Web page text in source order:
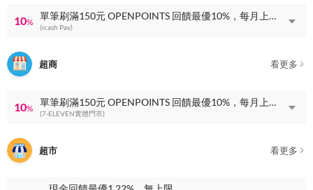
10%
單筆刷滿150元 OPENPOINTS 回饋最優10%，每月上限 OPENPOINTS 回饋100點
(icash Pay)
超商 看更多
10%
單筆刷滿150元 OPENPOINTS 回饋最優10%，每月上限 OPENPOINTS 回饋100點
(7-ELEVEN實體門市)
超市 看更多